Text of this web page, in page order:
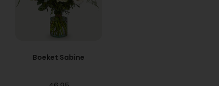
Boeket Sabine